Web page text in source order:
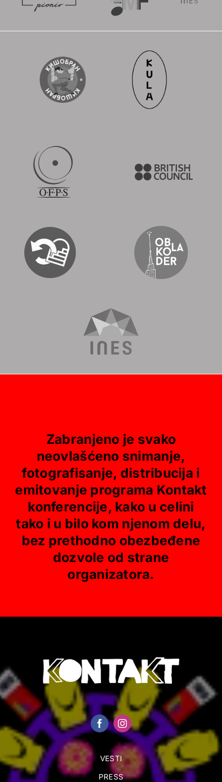
Zabranjeno je svako
neovlašćeno snimanje,
fotografisanje, distribucija i
emitovanje programa Kontakt
konferencije, kako u celini
tako i u bilo kom njenom delu,
bez prethodno obezbeđene
dozvole od strane
organizatora.
VESTI
PRESS